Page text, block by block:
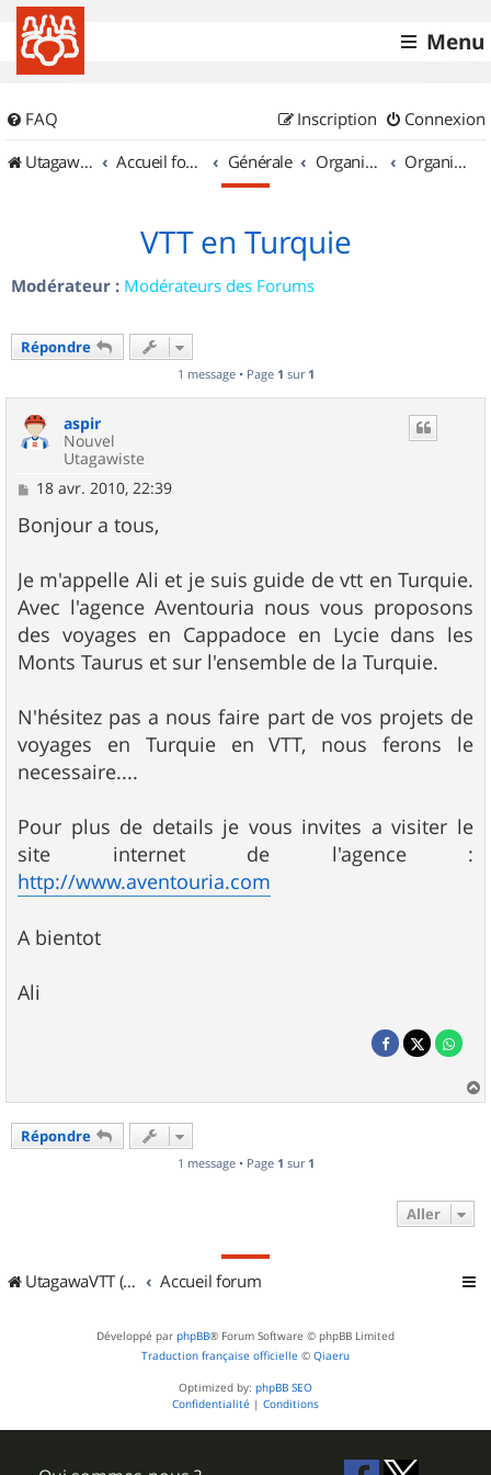
Menu
FAQ Connexion
Inscription
UtagawaVTT (Randos VTT et VTTAE avec traces GPS)
Accueil forum Générale Organisation de sorties & Recherche de partenaires Organisation de sorties ailleurs
VTT en Turquie
Modérateur : Modérateurs des Forums
Répondre
1 message • Page 1 sur 1
aspir
Nouvel
Utagawiste
M
s
s
g
e
18 avr. 2010, 22:39
Bonjour a tous,
Je m'appelle Ali et je suis guide de vtt en Turquie.
Avec l'agence Aventouria nous vous proposons
des voyages en Cappadoce en Lycie dans les
Monts Taurus et sur l'ensemble de la Turquie.
N'hésitez pas a nous faire part de vos projets de
voyages en Turquie en VTT, nous ferons le
necessaire....
Pour plus de details je vous invites a visiter le
site internet de l'agence :
http://www.aventouria.com
A bientot
Ali
a
Répondre
1 message • Page 1 sur 1
Aller
UtagawaVTT (Randos VTT et VTTAE avec traces GPS) Accueil forum
Développé par phpBB® Forum Software © phpBB Limited
Traduction française officielle © Qiaeru
Optimized by: phpBB SEO
Confidentialité | Conditions